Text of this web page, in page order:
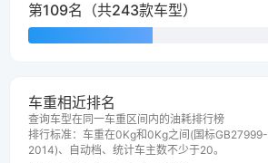
第109名（共243款车型）
车重相近排名
查询车型在同一车重区间内的油耗排行榜
排行标准：车重在0Kg和0Kg之间(国标GB27999-
2014)、自动档、统计车主数不少于20。